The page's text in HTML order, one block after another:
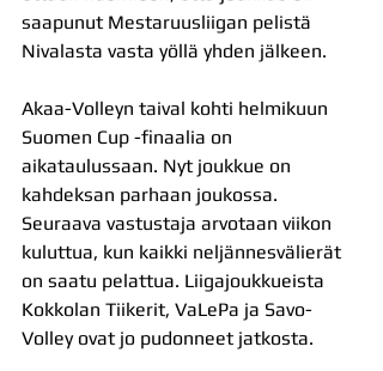
saapunut Mestaruusliigan pelistä
Nivalasta vasta yöllä yhden jälkeen.
Akaa-Volleyn taival kohti helmikuun
Suomen Cup -finaalia on
aikataulussaan. Nyt joukkue on
kahdeksan parhaan joukossa.
Seuraava vastustaja arvotaan viikon
kuluttua, kun kaikki neljännesvälierät
on saatu pelattua. Liigajoukkueista
Kokkolan Tiikerit, VaLePa ja Savo-
Volley ovat jo pudonneet jatkosta.